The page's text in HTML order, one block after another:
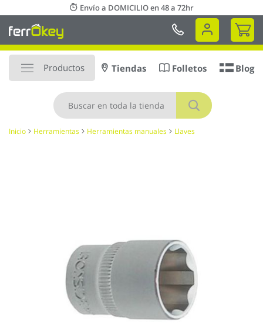
al
contenido
Envío a DOMICILIO en 48 a 72hr
Mi
Productos
Buscar
Tiendas Folletos Blog
Inicio Herramientas Herramientas manuales Llaves